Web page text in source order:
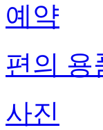
예약
편의 용
사진